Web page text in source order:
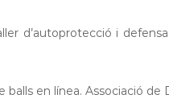
d’autoprotecció i
balls en línea. Associació de